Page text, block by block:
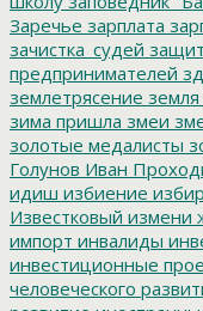
Заречье зарплата
зачистка_судей
предпринимателей
землетрясение земля
зима пришла змеи
золотые медалисты
Голунов Иван
идиш избиение
Известковый измени
импорт инвалиды
инвестиционные
человеческого